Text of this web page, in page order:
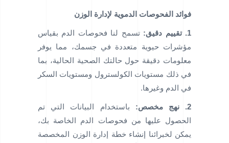
فوائد الفحوصات الدموية لإدارة الوزن
1. تقييم دقيق:
تسمح لنا فحوصات الدم بقياس
مؤشرات حيوية متعددة في جسمك، مما يوفر
معلومات دقيقة حول حالتك الصحية الحالية، بما
في ذلك مستويات الكولسترول ومستويات السكر
في الدم وغيرها.
2. نهج مخصص:
باستخدام البيانات التي تم
الحصول عليها من فحوصات الدم الخاصة بك،
يمكن لخبرائنا إنشاء خطة إدارة الوزن المخصصة